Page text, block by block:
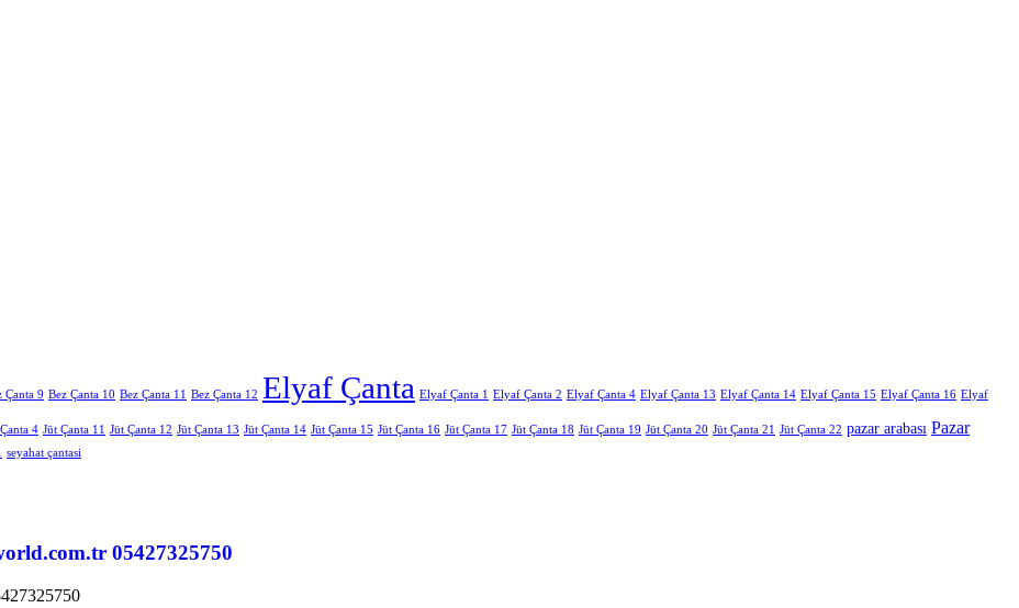
Çanta 9 Bez Çanta 10 Bez Çanta 11 Bez Çanta 12 Elyaf Çanta Elyaf Çanta 1 Elyaf Çanta 2 Elyaf Çanta 4 Elyaf Çanta 13 Elyaf Çanta 14 Elyaf Çanta 15 Elyaf Çanta 16 Elyaf
4 Jüt Çanta 11 Jüt Çanta 12 Jüt Çanta 13 Jüt Çanta 14 Jüt Çanta 15 Jüt Çanta 16 Jüt Çanta 17 Jüt Çanta 18 Jüt Çanta 19 Jüt Çanta 20 Jüt Çanta 21 Jüt Çanta 22 pazar arabası Pazar
seyahat çantasi
05427325750